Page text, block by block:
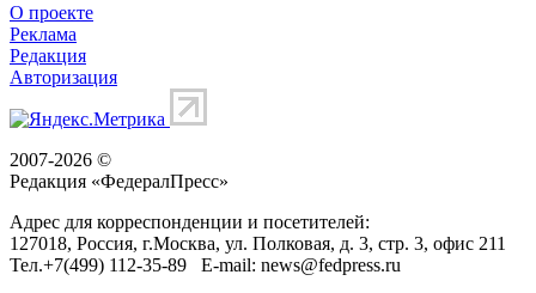
О проекте
Реклама
Редакция
Авторизация
2007-2026 ©
Редакция «ФедералПресс»
Адрес для корреспонденции и посетителей:
127018, Россия, г.Москва, ул. Полковая, д. 3, стр. 3, офис 211
Тел.+7(499) 112-35-89 E-mail: news@fedpress.ru